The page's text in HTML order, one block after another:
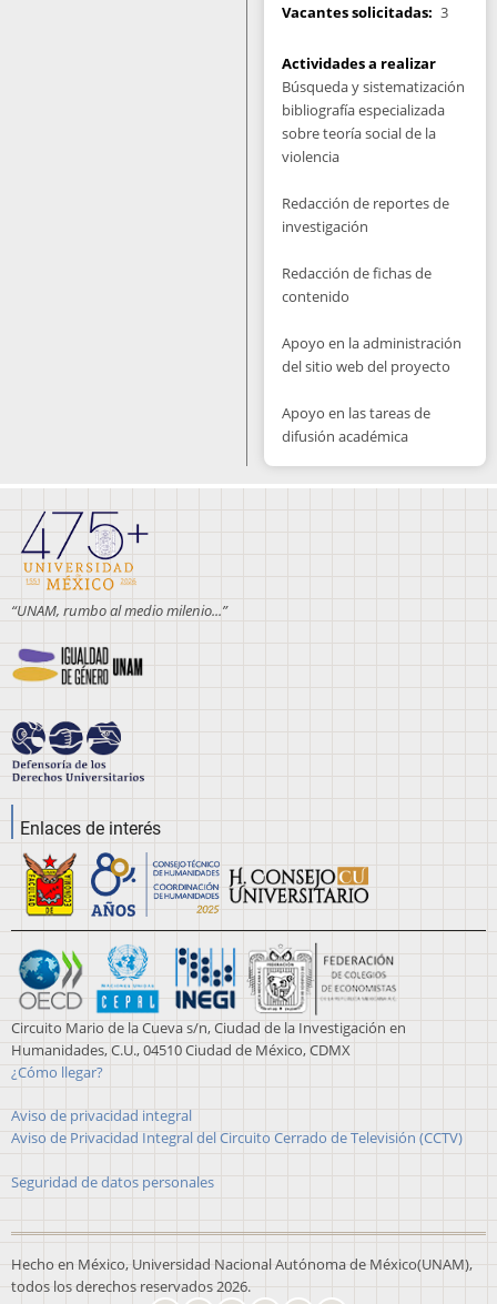
Vacantes solicitadas 3
Actividades a realizar
Búsqueda y sistematización
bibliografía especializada
sobre teoría social de la
violencia
Redacción de reportes de
investigación
Redacción de fichas de
contenido
Apoyo en la administración
del sitio web del proyecto
Apoyo en las tareas de
difusión académica
“UNAM, rumbo al medio milenio...”
Enlaces de interés
Circuito Mario de la Cueva s/n, Ciudad de la Investigación en
Humanidades, C.U., 04510 Ciudad de México, CDMX
¿Cómo llegar?
Aviso de privacidad integral
Aviso de Privacidad Integral del Circuito Cerrado de Televisión (CCTV)
Seguridad de datos personales
Hecho en México, Universidad Nacional Autónoma de México(UNAM),
todos los derechos reservados 2026.